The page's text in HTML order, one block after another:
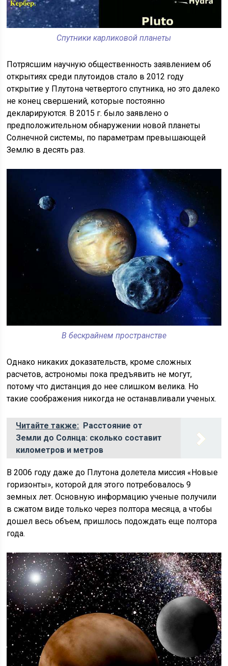
Спутники карликовой планеты
Потрясшим научную общественность заявлением об
открытиях среди плутоидов стало в 2012 году
открытие у Плутона четвертого спутника, но это далеко
не конец свершений, которые постоянно
декларируются. В 2015 г. было заявлено о
предположительном обнаружении новой планеты
Солнечной системы, по параметрам превышающей
Землю в десять раз.
В бескрайнем пространстве
Однако никаких доказательств, кроме сложных
расчетов, астрономы пока предъявить не могут,
потому что дистанция до нее слишком велика. Но
такие соображения никогда не останавливали ученых.
Читайте также:
Расстояние от
Земли до Солнца: сколько составит
километров и метров
В 2006 году даже до Плутона долетела миссия «Новые
горизонты», которой для этого потребовалось 9
земных лет. Основную информацию ученые получили
в сжатом виде только через полтора месяца, а чтобы
дошел весь объем, пришлось подождать еще полтора
года.